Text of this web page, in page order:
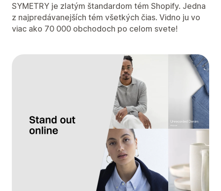
SYMETRY je zlatým štandardom tém Shopify. Jedna
z najpredávanejších tém všetkých čias. Vidno ju vo
viac ako 70 000 obchodoch po celom svete!